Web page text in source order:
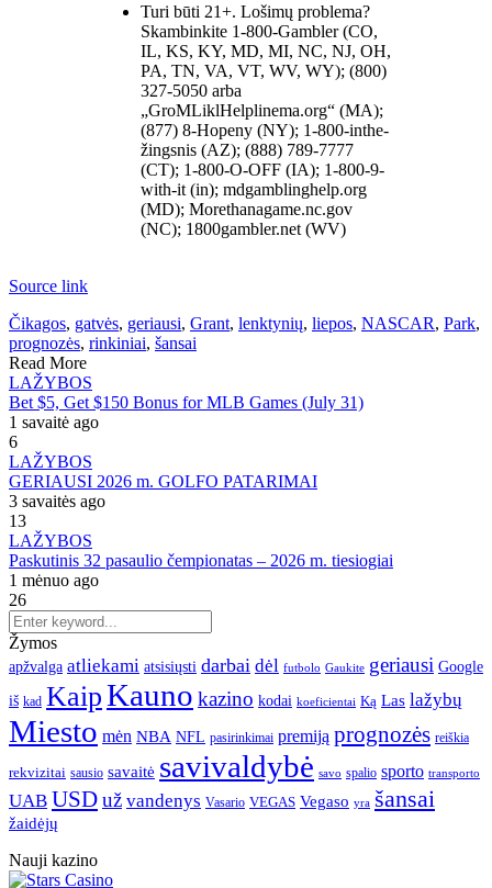
Turi būti 21+. Lošimų problema?
Skambinkite 1-800-Gambler (CO,
IL, KS, KY, MD, MI, NC, NJ, OH,
PA, TN, VA, VT, WV, WY); (800)
327-5050 arba
„GroMLiklHelplinema.org“ (MA);
(877) 8-Hopeny (NY); 1-800-inthe-
žingsnis (AZ); (888) 789-7777
(CT); 1-800-O-OFF (IA); 1-800-9-
with-it (in); mdgamblinghelp.org
(MD); Morethanagame.nc.gov
(NC); 1800gambler.net (WV)
Source link
Čikagos, gatvės, geriausi, Grant, lenktynių, liepos, NASCAR, Park,
prognozės, rinkiniai, šansai
Read More
LAŽYBOS
Bet $5, Get $150 Bonus for MLB Games (July 31)
1 savaitė ago
6
LAŽYBOS
GERIAUSI 2026 m. GOLFO PATARIMAI
3 savaitės ago
13
LAŽYBOS
Paskutinis 32 pasaulio čempionatas – 2026 m. tiesiogiai
1 mėnuo ago
26
Žymos
apžvalga atliekami atsisiųsti darbai dėl futbolo Gaukite geriausi Google
iš kad KaipKauno kazino kodai koeficientai Ką Las lažybų
Miesto mėn NBA NFL pasirinkimai premiją prognozės reiškia
rekvizitai sausio savaitė savivaldybė savo spalio sporto transporto
UAB USDuž vandenys Vasario VEGAS Vegaso yra šansai
žaidėjų
Nauji kazino